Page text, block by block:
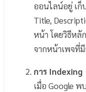
ออนไลน์อยู่ เก็
Title,
หน้า โดยวิธีหลั
จากหน้าเพจที่
การ Indexing
เมื่อ Google